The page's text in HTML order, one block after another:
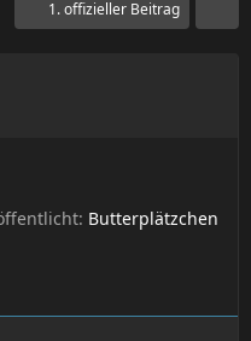
1. offizieller Beitrag
Butterplätzchen